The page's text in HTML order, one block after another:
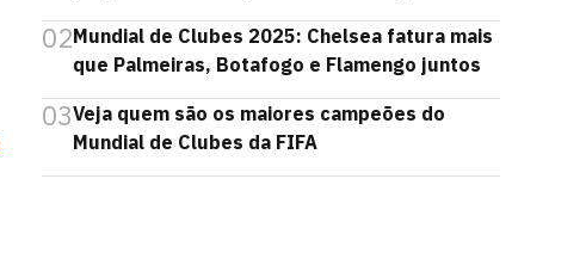
02Mundial de Clubes 2025: Chelsea fatura mais
que Palmeiras, Botafogo e Flamengo juntos
03Veja quem são os maiores campeões do
Mundial de Clubes da FIFA